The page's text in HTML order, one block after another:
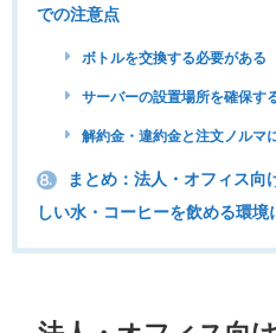
での注意点
ボトルを交換する必要がある
サーバーの設置場所を確保す
解約金・違約金と注文ノルマ
8.
まとめ：法人・オフィス向
しい水・コーヒーを飲める環境